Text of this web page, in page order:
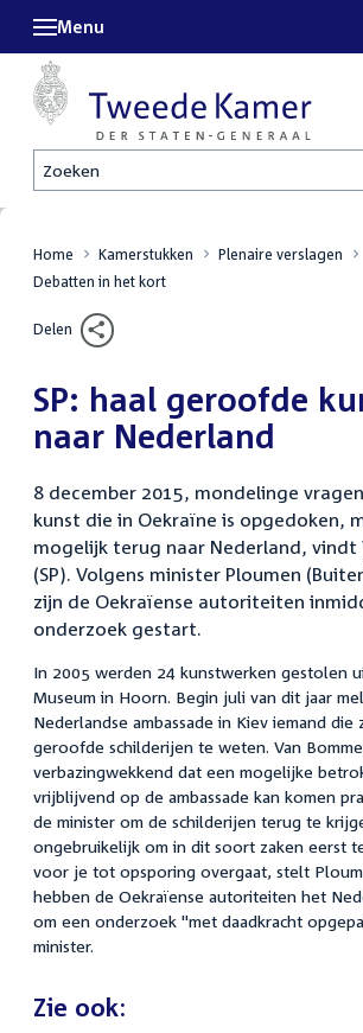
Zoeken
Menu
Home Kamerstukken
Plenaire verslagen
Debatten in het kort
Delen
SP: haal geroofde
naar Nederland
8 december 2015, mondelinge
kunst die in Oekraïne is opgedoken,
mogelijk terug naar Nederland, vindt
(SP). Volgens minister Ploumen
zijn de Oekraïense autoriteiten
onderzoek gestart.
In 2005 werden 24 kunstwerken gestolen
Museum in Hoorn. Begin juli van dit jaar
Nederlandse ambassade in Kiev iemand
geroofde schilderijen te weten. Van
verbazingwekkend dat een mogelijke
vrijblijvend op de ambassade kan komen
de minister om de schilderijen terug te
ongebruikelijk om in dit soort zaken eerst
voor je tot opsporing overgaat, stelt
hebben de Oekraïense autoriteiten het
om een onderzoek "met daadkracht
minister.
Zie ook: